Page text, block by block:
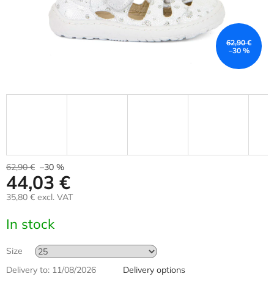
62,90 €
–30 %
62,90 € –30 %
44,03 €
35,80 € excl. VAT
price:
In stock
Size
Delivery to: 11/08/2026 Delivery options